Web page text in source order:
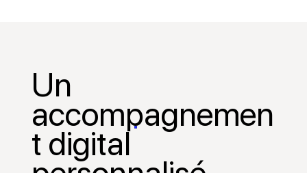
Un
accompagnemen
t digital